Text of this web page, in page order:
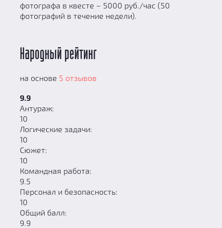
фотографа в квесте – 5000 руб./час (50
фотографий в течение недели).
Народный рейтинг
на основе 5 отзывов
9.9
Антураж:
10
Логические задачи:
10
Сюжет:
10
Командная работа:
9.5
Персонал и безопасность:
10
Общий балл:
9.9